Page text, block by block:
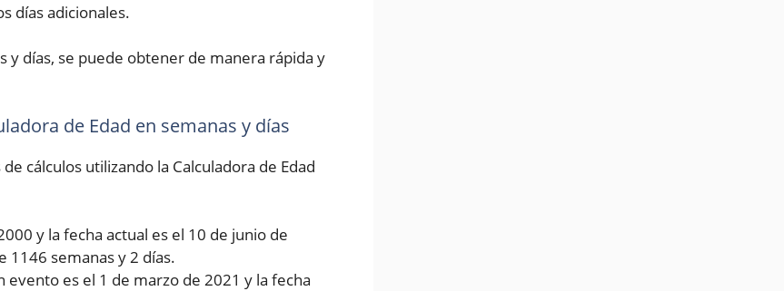
días adicionales.
y días, se puede obtener de manera rápida y
de Edad en semanas y días
cálculos utilizando la Calculadora de Edad
y la fecha actual es el 10 de junio de
1146 semanas y 2 días.
es el 1 de marzo de 2021 y la fecha